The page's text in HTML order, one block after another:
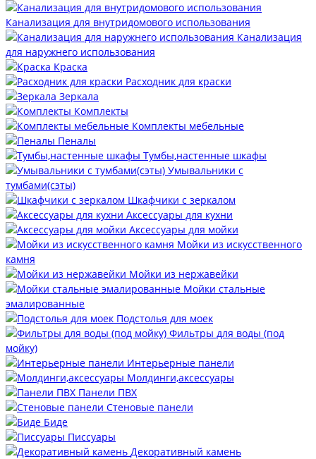
Канализация для внутридомового использования
Канализация
для наружнего использования
Краска
Расходник для краски
Зеркала
Комплекты
Комплекты мебельные
Пеналы
Тумбы,настенные шкафы
Умывальники с
тумбами(сэты)
Шкафчики с зеркалом
Аксессуары для кухни
Аксессуары для мойки
Мойки из искусственного
камня
Мойки из нержавейки
Мойки стальные
эмалированные
Подстолья для моек
Фильтры для воды (под
мойку)
Интерьерные панели
Молдинги,аксессуары
Панели ПВХ
Стеновые панели
Биде
Писсуары
Декоративный камень